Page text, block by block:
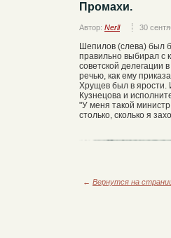
Промахи.
Автор: Nerll 30
Шепилов (слева) был
правильно выбирал с
советской делегации
речью, как ему
Хрущев был в ярости.
Кузнецова и
"У меня такой
столько, сколько я
← Вернутся на